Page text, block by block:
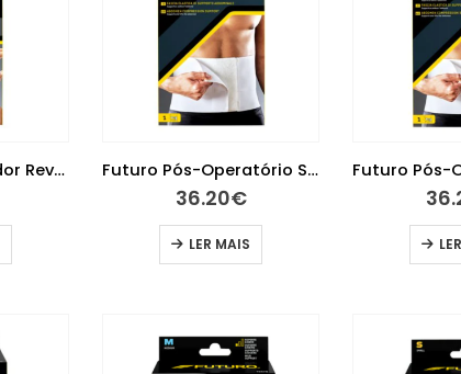
Futuro Estabilizador Reversível de Pulso Futuro Pós-Operatório Suporte Abdominal L
36.20€
LER MAIS